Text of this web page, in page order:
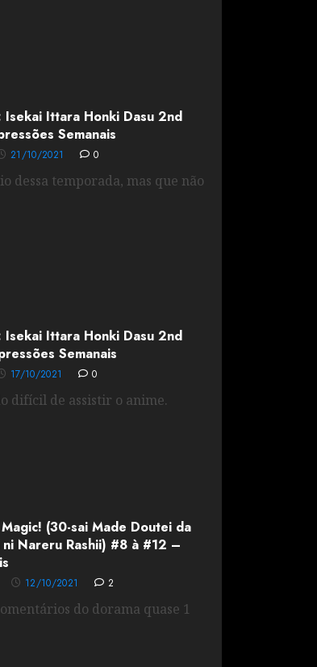
Isekai Ittara Honki Dasu 2nd
Semanais
21/10/2021 0
dessa temporada, mas que não
Isekai Ittara Honki Dasu 2nd
Semanais
17/10/2021 0
difícil de assistir o anime.
(30-sai Made Doutei da
Nareru Rashii) #8 à #12 –
12/10/2021 2
do dorama quase 1